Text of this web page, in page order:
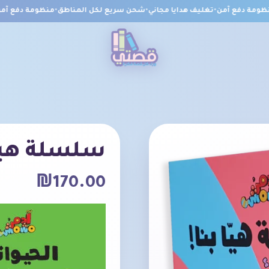
دفع آمن •تغليف هدايا مجاني•شحن سريع لكل المناطق•منظومة دفع آمن •
سلسلة
₪170.00